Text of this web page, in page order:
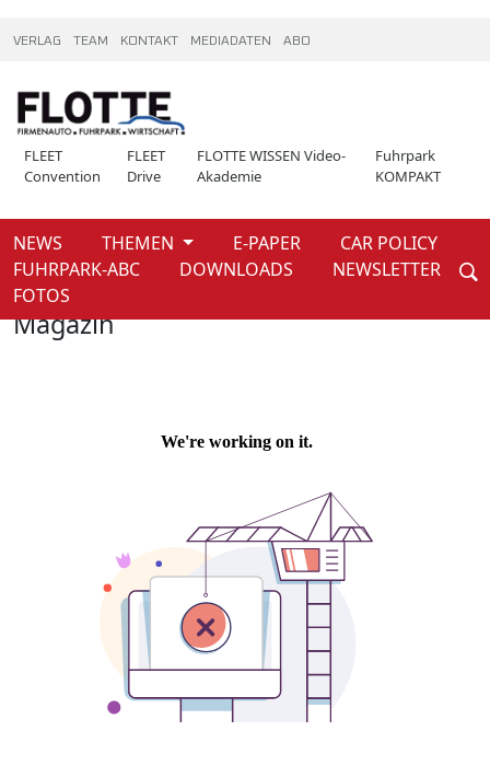
VERLAG TEAM KONTAKT MEDIADATEN ABO
FLEET
Convention
FLEET
Drive
FLOTTE WISSEN Video-
Akademie
Fuhrpark
KOMPAKT
NEWS THEMEN E-PAPER
CAR POLICY
FUHRPARK-ABC
DOWNLOADS
NEWSLETTER
FOTOS
Weiter
Home
Magazin